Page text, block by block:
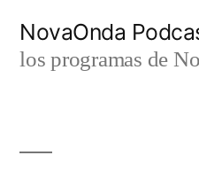
NovaOnda
los programas de